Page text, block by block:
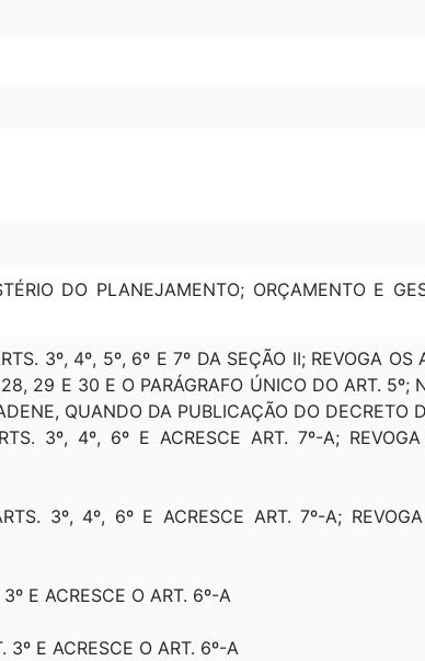
DO PLANEJAMENTO; ORÇAMENTO E
3º, 4º, 5º, 6º E 7º DA SEÇÃO II; REVOGA OS
29 E 30 E O PARÁGRAFO ÚNICO DO ART. 5º;
QUANDO DA PUBLICAÇÃO DO DECRETO
3º, 4º, 6º E ACRESCE ART. 7º-A;
3º, 4º, 6º E ACRESCE ART. 7º-A;
E ACRESCE O ART. 6º-A
3º E ACRESCE O ART. 6º-A